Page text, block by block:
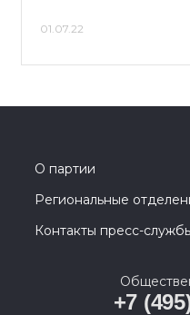
01.07.22
О партии
Региональные
Контакты пресс-
+7